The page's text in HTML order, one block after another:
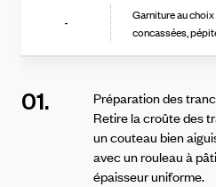
-
Garniture au
concassées,
01.
Préparation des
Retire la croûte des
un couteau bien
avec un rouleau à
épaisseur uniforme.